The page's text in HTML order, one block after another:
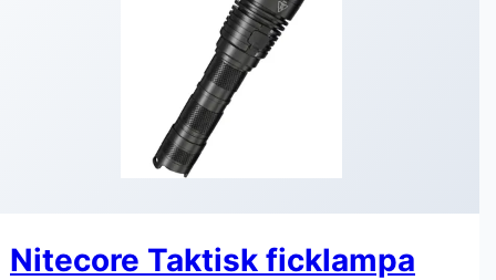
Nitecore Taktisk ficklampa